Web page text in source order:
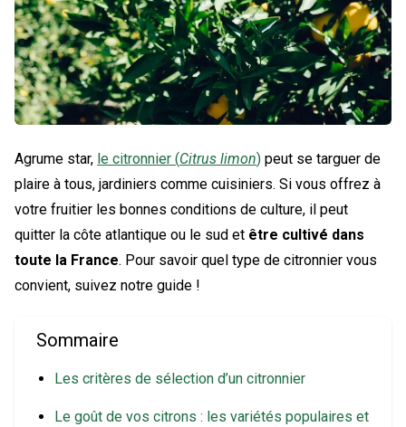
Agrume star, le citronnier (Citrus limon) peut se targuer de
plaire à tous, jardiniers comme cuisiniers. Si vous offrez à
votre fruitier les bonnes conditions de culture, il peut
quitter la côte atlantique ou le sud et être cultivé dans
toute la France. Pour savoir quel type de citronnier vous
convient, suivez notre guide !
Sommaire
Les critères de sélection d’un citronnier
Le goût de vos citrons : les variétés populaires et